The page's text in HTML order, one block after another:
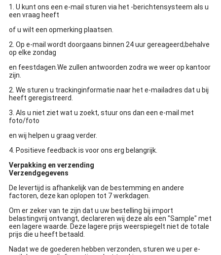
1. U kunt ons een e-mail sturen via het -berichtensysteem als u
een vraag heeft
of u wilt een opmerking plaatsen.
2. Op e-mail wordt doorgaans binnen 24 uur gereageerd;behalve
op elke zondag
en feestdagen.We zullen antwoorden zodra we weer op kantoor
zijn.
2. We sturen u trackinginformatie naar het e-mailadres dat u bij
heeft geregistreerd.
3. Als u niet ziet wat u zoekt, stuur ons dan een e-mail met
foto/foto
en wij helpen u graag verder.
4. Positieve feedback is voor ons erg belangrijk.
Verpakking en verzending
Verzendgegevens
De levertijd is afhankelijk van de bestemming en andere
factoren, deze kan oplopen tot 7 werkdagen.
Om er zeker van te zijn dat u uw bestelling bij import
belastingvrij ontvangt, declareren wij deze als een "Sample" met
een lagere waarde. Deze lagere prijs weerspiegelt niet de totale
prijs die u heeft betaald.
Nadat we de goederen hebben verzonden, sturen we u per e-